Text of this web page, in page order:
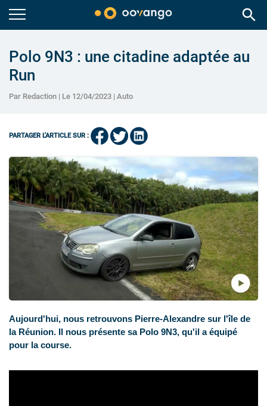
search
Polo 9N3 : une citadine adaptée au
Run
Par Redaction | Le 12/04/2023 | Auto
PARTAGER L'ARTICLE SUR :
Aujourd'hui, nous retrouvons Pierre-Alexandre sur l'île de
la Réunion. Il nous présente sa Polo 9N3, qu'il a équipé
pour la course.